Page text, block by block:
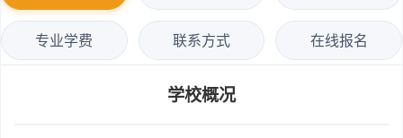
专业学费 联系方式 在线报名
学校概况